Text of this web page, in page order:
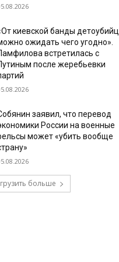
киевской банды детоубийц
ожидать чего угодно».
встретилась с
после жеребьевки
заявил, что перевод
России на военные
может «убить вообще
больше